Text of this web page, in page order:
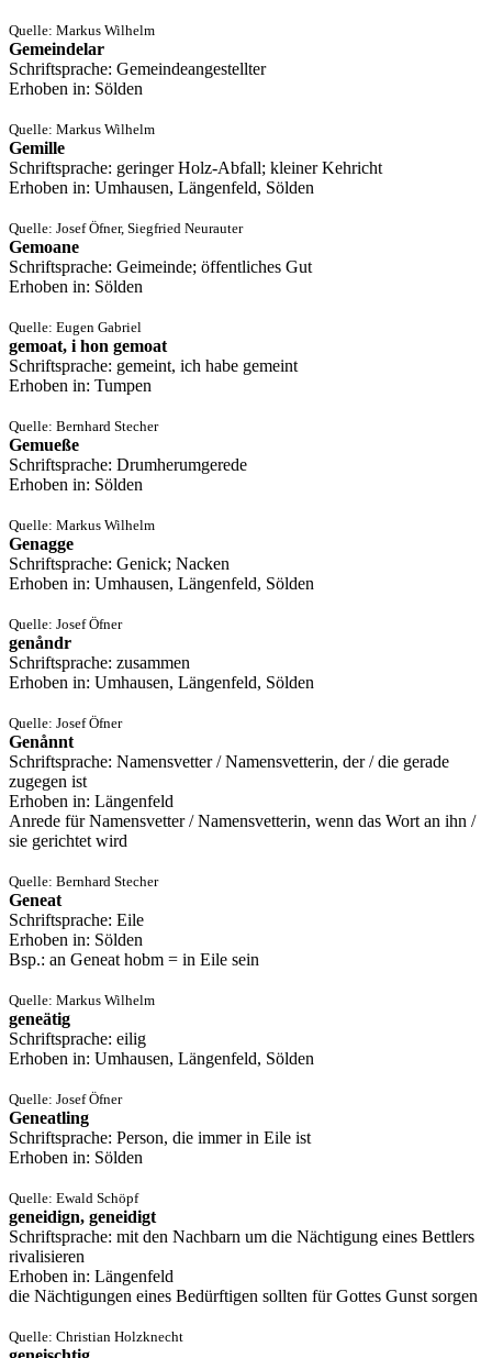
Quelle: Markus Wilhelm
Gemeindelar
Schriftsprache: Gemeindeangestellter
Erhoben in: Sölden
Quelle: Markus Wilhelm
Gemille
Schriftsprache: geringer Holz‐Abfall; kleiner Kehricht
Erhoben in: Umhausen, Längenfeld, Sölden
Quelle: Josef Öfner, Siegfried Neurauter
Gemoane
Schriftsprache: Geimeinde; öffentliches Gut
Erhoben in: Sölden
Quelle: Eugen Gabriel
gemoat, i hon gemoat
Schriftsprache: gemeint, ich habe gemeint
Erhoben in: Tumpen
Quelle: Bernhard Stecher
Gemueße
Schriftsprache: Drumherumgerede
Erhoben in: Sölden
Quelle: Markus Wilhelm
Genagge
Schriftsprache: Genick; Nacken
Erhoben in: Umhausen, Längenfeld, Sölden
Quelle: Josef Öfner
genåndr
Schriftsprache: zusammen
Erhoben in: Umhausen, Längenfeld, Sölden
Quelle: Josef Öfner
Genånnt
Schriftsprache: Namensvetter / Namensvetterin, der / die gerade
zugegen ist
Erhoben in: Längenfeld
Anrede für Namensvetter / Namensvetterin, wenn das Wort an ihn /
sie gerichtet wird
Quelle: Bernhard Stecher
Geneat
Schriftsprache: Eile
Erhoben in: Sölden
Bsp.: an Geneat hobm = in Eile sein
Quelle: Markus Wilhelm
geneätig
Schriftsprache: eilig
Erhoben in: Umhausen, Längenfeld, Sölden
Quelle: Josef Öfner
Geneatling
Schriftsprache: Person, die immer in Eile ist
Erhoben in: Sölden
Quelle: Ewald Schöpf
geneidign, geneidigt
Schriftsprache: mit den Nachbarn um die Nächtigung eines Bettlers
rivalisieren
Erhoben in: Längenfeld
die Nächtigungen eines Bedürftigen sollten für Gottes Gunst sorgen
Quelle: Christian Holzknecht